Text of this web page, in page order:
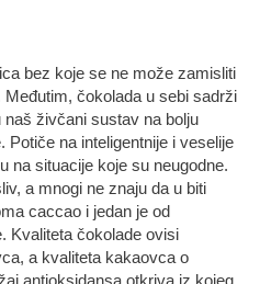
bez koje se ne može zamisliti
Međutim, čokolada u sebi sadrži
naš živčani sustav na bolju
Potiče na inteligentnije i veselije
na situacije koje su neugodne.
a mnogi ne znaju da u biti
caccao i jedan je od
Kvaliteta čokolade ovisi
a kvaliteta kakaovca o